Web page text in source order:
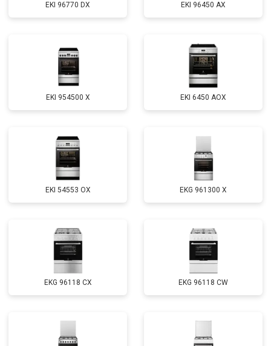
EKI 96770 DX EKI 96450 AX
EKI 954500 X EKI 6450 AOX
EKI 54553 OX EKG 961300 X
EKG 96118 CX EKG 96118 CW